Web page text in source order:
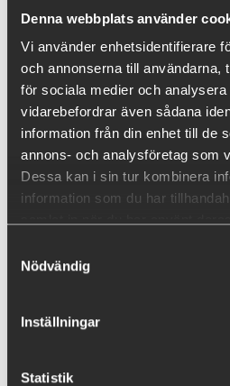
Denna webbplats använder
Vi använder enhetsidentifierare
och annonserna till användarna,
för sociala medier och
vidarebefordrar även sådana
information från din enhet till de
annons- och analysföretag som
Dessa kan i sin tur kombinera
information som du har
Nödvändig
Inställningar
Statistik
What is this?
RECENTLY